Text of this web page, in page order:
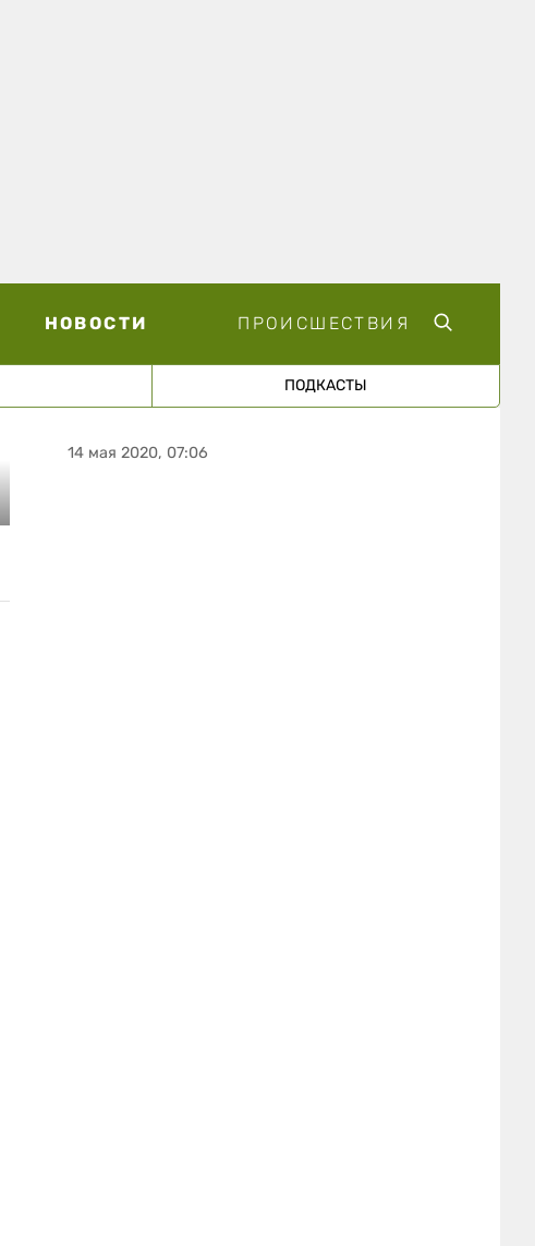
НОВОСТИ ПРОИСШЕСТВИЯ
ПОДКАСТЫ
14 мая 2020, 07:06